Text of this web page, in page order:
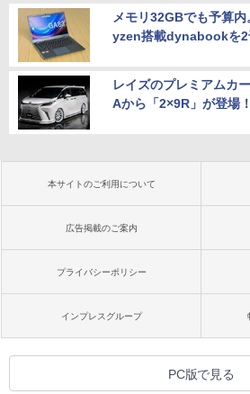
メモリ32GBでも予算
yzen搭載dynabookを2
レイズのプレミアムカ
Aから「2×9R」が登場！
本サイトのご利用について
広告掲載のご案内
プライバシーポリシー
インプレスグループ
PC版で見る